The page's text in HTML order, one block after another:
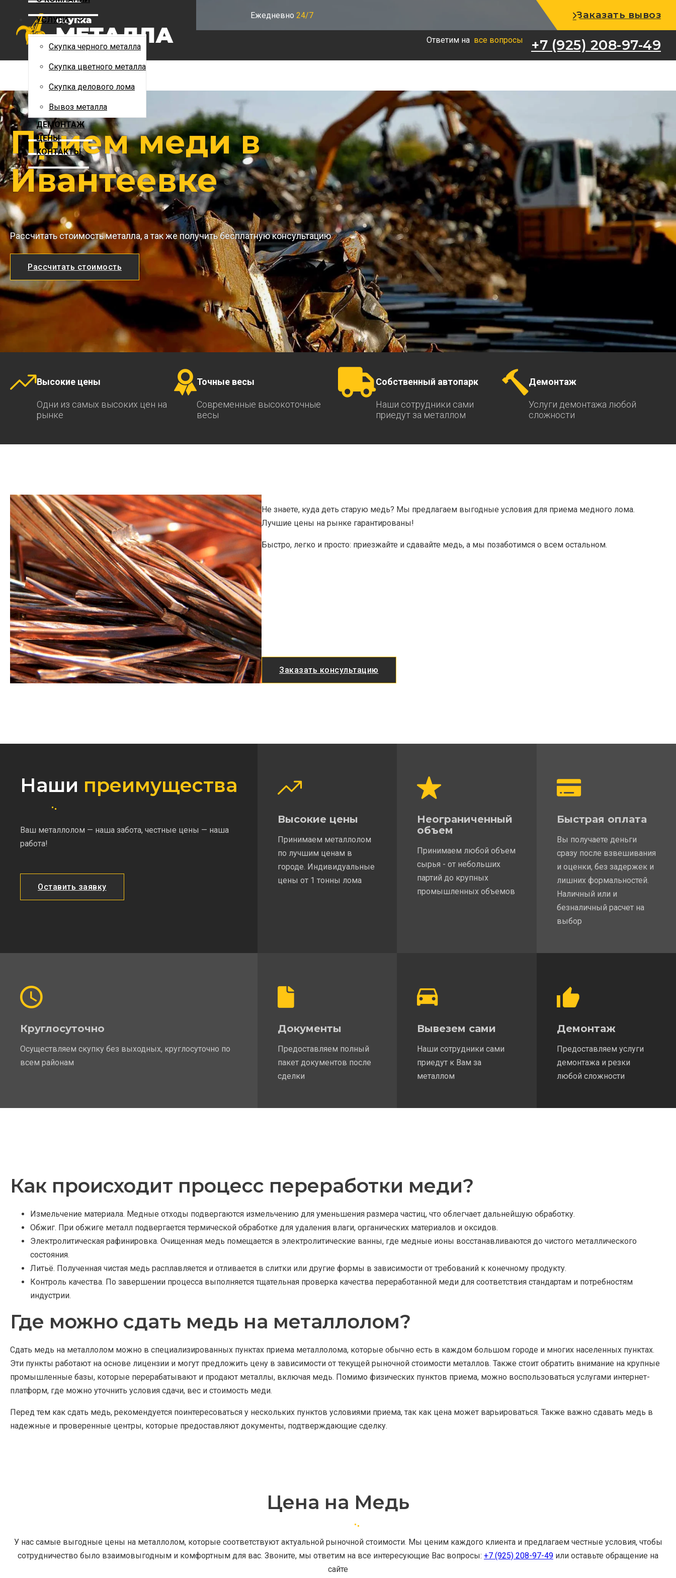
Скупка цветного металла
Скупка делового лома
Вывоз металла
ДЕМОНТАЖ
КОНТАКТЫ
+7 (925) 208-97-49
Ежедневно 24/7 Заказать вывоз
Ответим на все вопросы +7 (925) 208-97-49
УСЛУГИ
Скупка черного металла
Скупка цветного металла
Скупка делового лома
Вывоз металла
ДЕМОНТАЖ
ЦЕНЫ
КОНТАКТЫ
Прием меди в
Ивантеевке
Рассчитать стоимость металла, а так же получить бесплатную консультацию
Рассчитать стоимость
Высокие цены
Одни из самых высоких цен на
рынке
Точные весы
Современные высокоточные
весы
Собственный автопарк
Наши сотрудники сами
приедут за металлом
Демонтаж
Услуги демонтажа любой
сложности
Не знаете, куда деть старую медь? Мы предлагаем выгодные условия для приема медного лома.
Лучшие цены на рынке гарантированы!
Быстро, легко и просто: приезжайте и сдавайте медь, а мы позаботимся о всем остальном.
Заказать консультацию
Наши преимущества
Ваш металлолом — наша забота, честные цены — наша
работа!
Оставить заявку
Высокие цены
Принимаем металлолом
по лучшим ценам в
городе. Индивидуальные
цены от 1 тонны лома
Неограниченный
объем
Принимаем любой объем
сырья - от небольших
партий до крупных
промышленных объемов
Быстрая оплата
Вы получаете деньги
сразу после взвешивания
и оценки, без задержек и
лишних формальностей.
Наличный или и
безналичный расчет на
выбор
Круглосуточно
Осуществляем скупку без выходных, круглосуточно по
всем районам
Документы
Предоставляем полный
пакет документов после
сделки
Вывезем сами
Наши сотрудники сами
приедут к Вам за
металлом
Демонтаж
Предоставляем услуги
демонтажа и резки
любой сложности
Как происходит процесс переработки меди?
Измельчение материала. Медные отходы подвергаются измельчению для уменьшения размера частиц, что облегчает дальнейшую обработку.
Обжиг. При обжиге металл подвергается термической обработке для удаления влаги, органических материалов и оксидов.
Электролитическая рафинировка. Очищенная медь помещается в электролитические ванны, где медные ионы восстанавливаются до чистого металлического
состояния.
Литьё. Полученная чистая медь расплавляется и отливается в слитки или другие формы в зависимости от требований к конечному продукту.
Контроль качества. По завершении процесса выполняется тщательная проверка качества переработанной меди для соответствия стандартам и потребностям
индустрии.
Где можно сдать медь на металлолом?
Сдать медь на металлолом можно в специализированных пунктах приема металлолома, которые обычно есть в каждом большом городе и многих населенных пунктах.
Эти пункты работают на основе лицензии и могут предложить цену в зависимости от текущей рыночной стоимости металлов. Также стоит обратить внимание на крупные
промышленные базы, которые перерабатывают и продают металлы, включая медь. Помимо физических пунктов приема, можно воспользоваться услугами интернет-
платформ, где можно уточнить условия сдачи, вес и стоимость меди.
Перед тем как сдать медь, рекомендуется поинтересоваться у нескольких пунктов условиями приема, так как цена может варьироваться. Также важно сдавать медь в
надежные и проверенные центры, которые предоставляют документы, подтверждающие сделку.
Цена на Медь
У нас самые выгодные цены на металлолом, которые соответствуют актуальной рыночной стоимости. Мы ценим каждого клиента и предлагаем честные условия, чтобы
сотрудничество было взаимовыгодным и комфортным для вас. Звоните, мы ответим на все интересующие Вас вопросы: +7 (925) 208-97-49 или оставьте обращение на
сайте